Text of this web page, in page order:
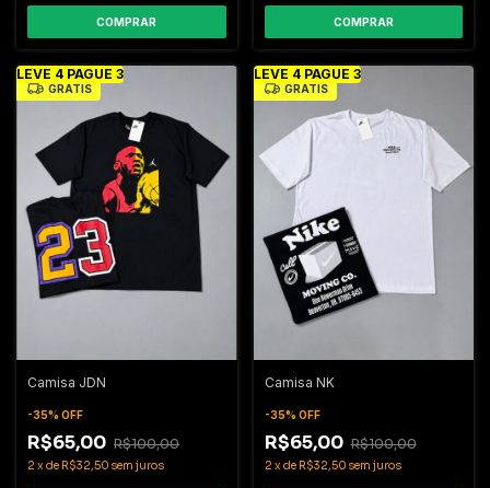
COMPRAR COMPRAR
LEVE 4 PAGUE 3
GRÁTIS
Camisa JDN
-35% OFF
R$65,00 R$100,00
2 xde R$32,50 sem juros
LEVE 4 PAGUE 3
GRÁTIS
Camisa NK
-35% OFF
R$65,00 R$100,00
2 xde R$32,50 sem juros